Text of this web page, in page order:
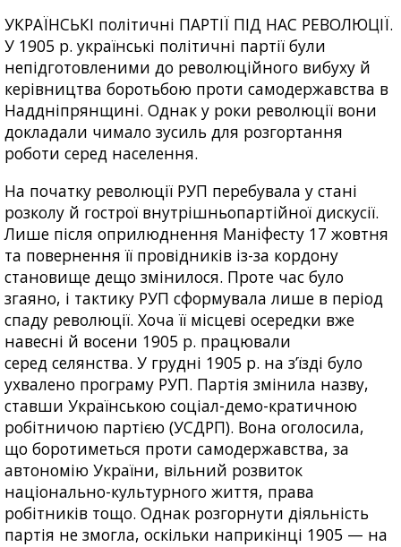
УКРАЇНСЬКІ політичні ПАРТІЇ ПІД НАС РЕВОЛЮЦІЇ.
У 1905 р. українські політичні партії були
непідготовленими до революційного вибуху й
керівництва боротьбою проти самодержавства в
Наддніпрянщині. Однак у роки революції вони
докладали чимало зусиль для розгортання
роботи серед населення.
На початку революції РУП перебувала у стані
розколу й гострої внутрішньопартійної дискусії.
Лише після оприлюднення Маніфесту 17 жовтня
та повернення її провідників із-за кордону
становище дещо змінилося. Проте час було
згаяно, і тактику РУП сформувала лише в період
спаду революції. Хоча її місцеві осередки вже
навесні й восени 1905 р. працювали
серед селянства. У грудні 1905 р. на з’їзді було
ухвалено програму РУП. Партія змінила назву,
ставши Українською соціал-демо-кратичною
робітничою партією (УСДРП). Вона оголосила,
що боротиметься проти самодержавства, за
автономію України, вільний розвиток
національно-культурного життя, права
робітників тощо. Однак розгорнути діяльність
партія не змогла, оскільки наприкінці 1905 — на